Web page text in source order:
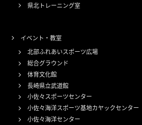
県北トレーニング室
イベント・教室
北部ふれあいスポーツ広場
総合グラウンド
体育文化館
長崎県立武道館
小佐々スポーツセンター
小佐々海洋スポーツ基地カヤックセンター
小佐々海洋センター